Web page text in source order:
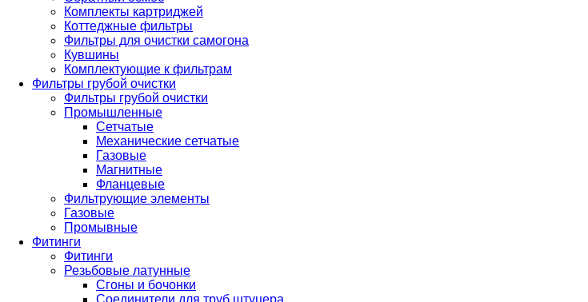
Комплекты картриджей
Коттеджные фильтры
Фильтры для очистки самогона
Кувшины
Комплектующие к фильтрам
Фильтры грубой очистки
Фильтры грубой очистки
Промышленные
Сетчатые
Механические сетчатые
Газовые
Магнитные
Фланцевые
Фильтрующие элементы
Газовые
Промывные
Фитинги
Фитинги
Резьбовые латунные
Сгоны и бочонки
Соединители для труб штуцера